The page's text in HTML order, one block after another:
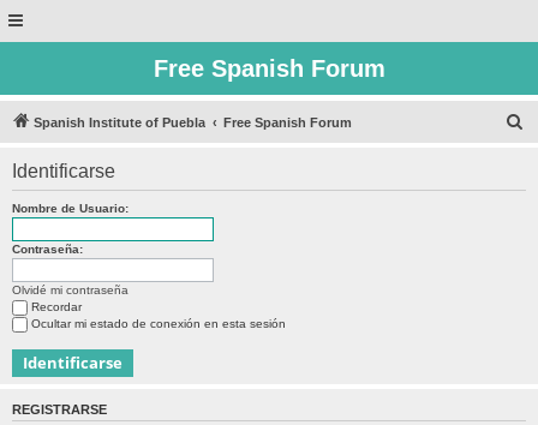
Free Spanish Forum
Spanish Institute of Puebla Free Spanish Forum
Identificarse
Nombre de Usuario:
Contraseña:
Olvidé mi contraseña
Recordar
Ocultar mi estado de conexión en esta sesión
REGISTRARSE